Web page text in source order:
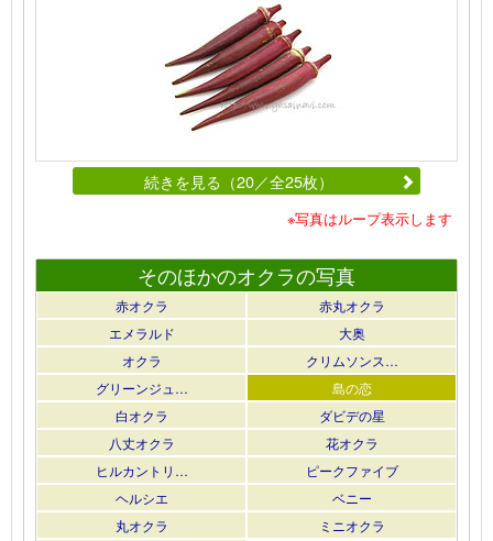
続きを見る（20／全25枚）
※写真はループ表示します
そのほかのオクラの写真
赤オクラ
赤丸オクラ
エメラルド
大奥
オクラ
クリムソンス…
グリーンジュ…
島の恋
白オクラ
ダビデの星
八丈オクラ
花オクラ
ヒルカントリ…
ピークファイブ
ヘルシエ
ベニー
丸オクラ
ミニオクラ